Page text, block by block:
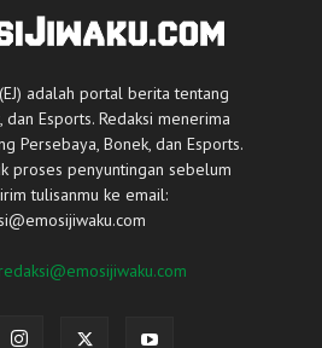
adalah portal berita tentang
dan Esports. Redaksi menerima
Persebaya, Bonek, dan Esports.
proses penyuntingan sebelum
tulisanmu ke email:
redaksi@emosijiwaku.com